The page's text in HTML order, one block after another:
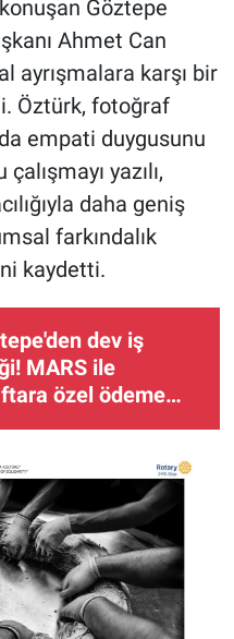
Göztepe
Ahmet Can
ayrışmalara karşı bir
Öztürk, fotoğraf
empati duygusunu
yazılı,
daha geniş
farkındalık
kaydetti.
dev iş
MARS ile
özel ödeme